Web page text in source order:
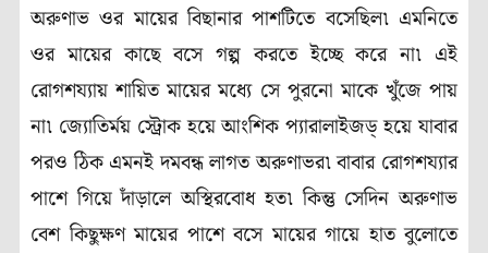
অরুণাভ ওর মায়ের বিছানার পাশটিতে বসেছিল৷ এমনিতে
ওর মায়ের কাছে বসে গল্প করতে ইচ্ছে করে না৷ এই
রোগশয্যায় শায়িত মায়ের মধ্যে সে পুরনো মাকে খুঁজে পায়
না৷ জ্যোতির্ময় স্ট্রোক হয়ে আংশিক প্যারালাইজড্‌ হয়ে যাবার
পরও ঠিক এমনই দমবন্ধ লাগত অরুণাভর৷ বাবার রোগশয্যার
পাশে গিয়ে দাঁড়ালে অস্থিরবোধ হত৷ কিন্তু সেদিন অরুণাভ
বেশ কিছুক্ষণ মায়ের পাশে বসে মায়ের গায়ে হাত বুলোতে